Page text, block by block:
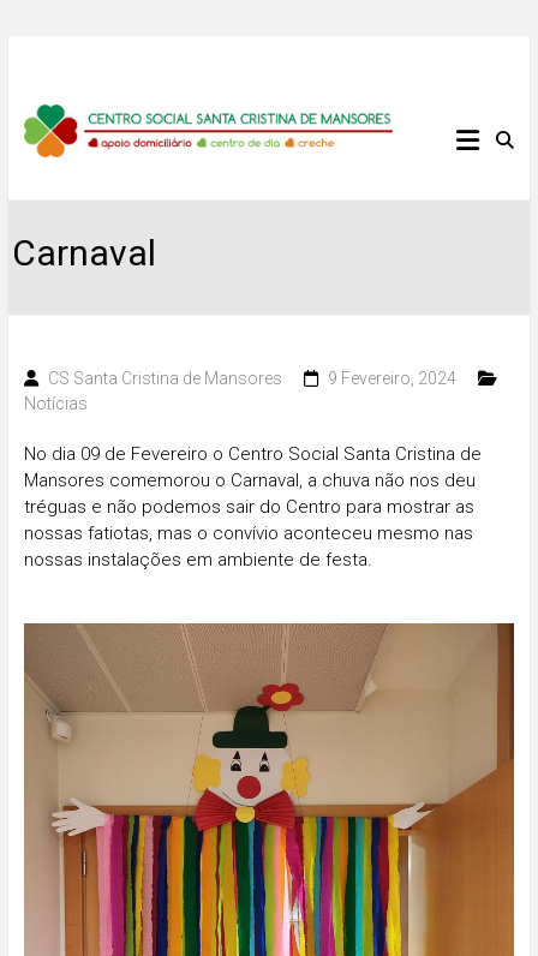
content
Centro
Santa
Mansores
Carnaval
CS Santa Cristina de Mansores
9 Fevereiro, 2024
Notícias
No dia 09 de Fevereiro o Centro Social Santa Cristina de
Mansores comemorou o Carnaval, a chuva não nos deu
tréguas e não podemos sair do Centro para mostrar as
nossas fatiotas, mas o convívio aconteceu mesmo nas
nossas instalações em ambiente de festa.